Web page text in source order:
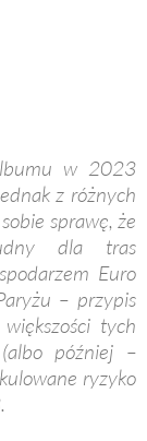
w 2023
z różnych
sprawę, że
dla tras
Euro
– przypis
tych
później –
ryzyko